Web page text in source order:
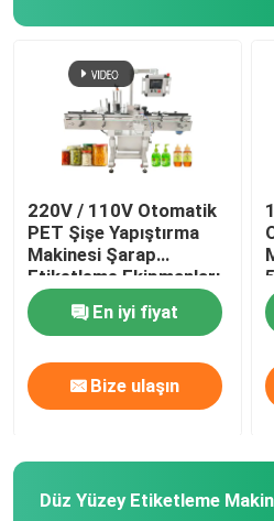
220V / 110V Otomatik
PET Şişe Yapıştırma
Makinesi Şarap
Etiketleme Ekipmanları
En iyi fiyat
Bize ulaşın
Düz Yüzey Etiketleme